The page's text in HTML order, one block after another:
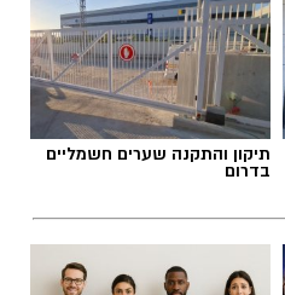
תיקון והתקנה שערים חשמליים
בדרום